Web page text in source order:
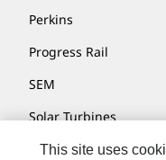
Perkins
Progress Rail
SEM
Solar Turbines
SPM Oil & Gas
This site uses